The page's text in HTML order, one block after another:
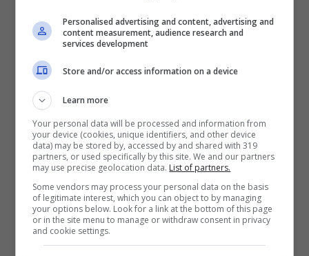
adeguato al livello della Roma“.
Personalised advertising and content, advertising and
content measurement, audience research and
services development
Store and/or access information on a device
Learn more
Your personal data will be processed and information from
your device (cookies, unique identifiers, and other device
data) may be stored by, accessed by and shared with 319
partners, or used specifically by this site. We and our partners
may use precise geolocation data. List of partners.
Some vendors may process your personal data on the basis
of legitimate interest, which you can object to by managing
your options below. Look for a link at the bottom of this page
or in the site menu to manage or withdraw consent in privacy
and cookie settings.